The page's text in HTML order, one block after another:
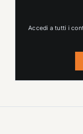
Accedi a tutti i